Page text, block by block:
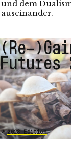
und dem
auseinander.
(Re-
Futures
2023 Edition